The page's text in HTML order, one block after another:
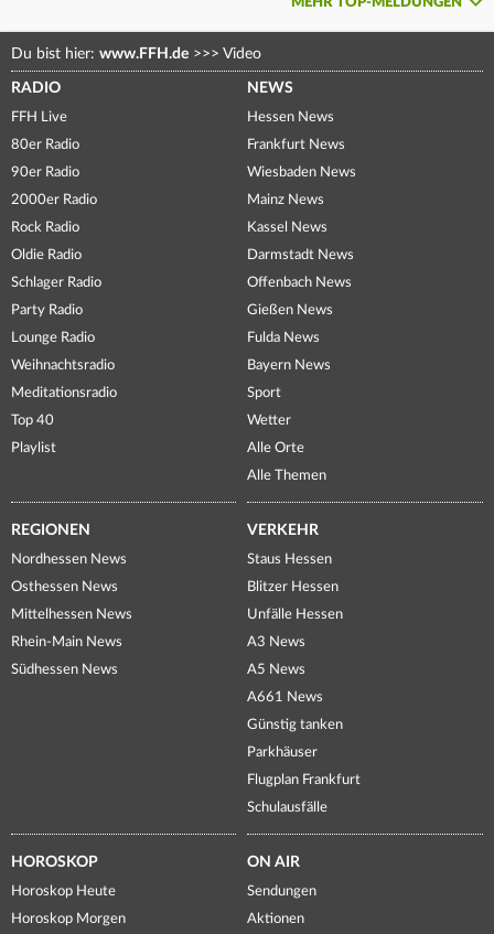
Du bist hier: www.FFH.de >>> Video
RADIO
FFH Live
80er Radio
90er Radio
2000er Radio
Rock Radio
Oldie Radio
Schlager Radio
Party Radio
Lounge Radio
Weihnachtsradio
Meditationsradio
Top 40
Playlist
NEWS
Hessen News
Frankfurt News
Wiesbaden News
Mainz News
Kassel News
Darmstadt News
Offenbach News
Gießen News
Fulda News
Bayern News
Sport
Wetter
Alle Orte
Alle Themen
REGIONEN
Nordhessen News
Osthessen News
Mittelhessen News
Rhein-Main News
Südhessen News
VERKEHR
Staus Hessen
Blitzer Hessen
Unfälle Hessen
A3 News
A5 News
A661 News
Günstig tanken
Parkhäuser
Flugplan Frankfurt
Schulausfälle
HOROSKOP
Horoskop Heute
Horoskop Morgen
ON AIR
Sendungen
Aktionen